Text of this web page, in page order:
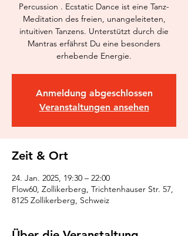
Percussion . Ecstatic Dance ist eine Tanz-
Meditation des freien, unangeleiteten,
intuitiven Tanzens. Unterstützt durch die
Mantras erfährst Du eine besonders
erhebende Energie.
Anmeldung abgeschlossen
Veranstaltungen ansehen
Zeit & Ort
24. Jan. 2025, 19:30 – 22:00
Flow60, Zollikerberg, Trichtenhauser Str. 57,
8125 Zollikerberg, Schweiz